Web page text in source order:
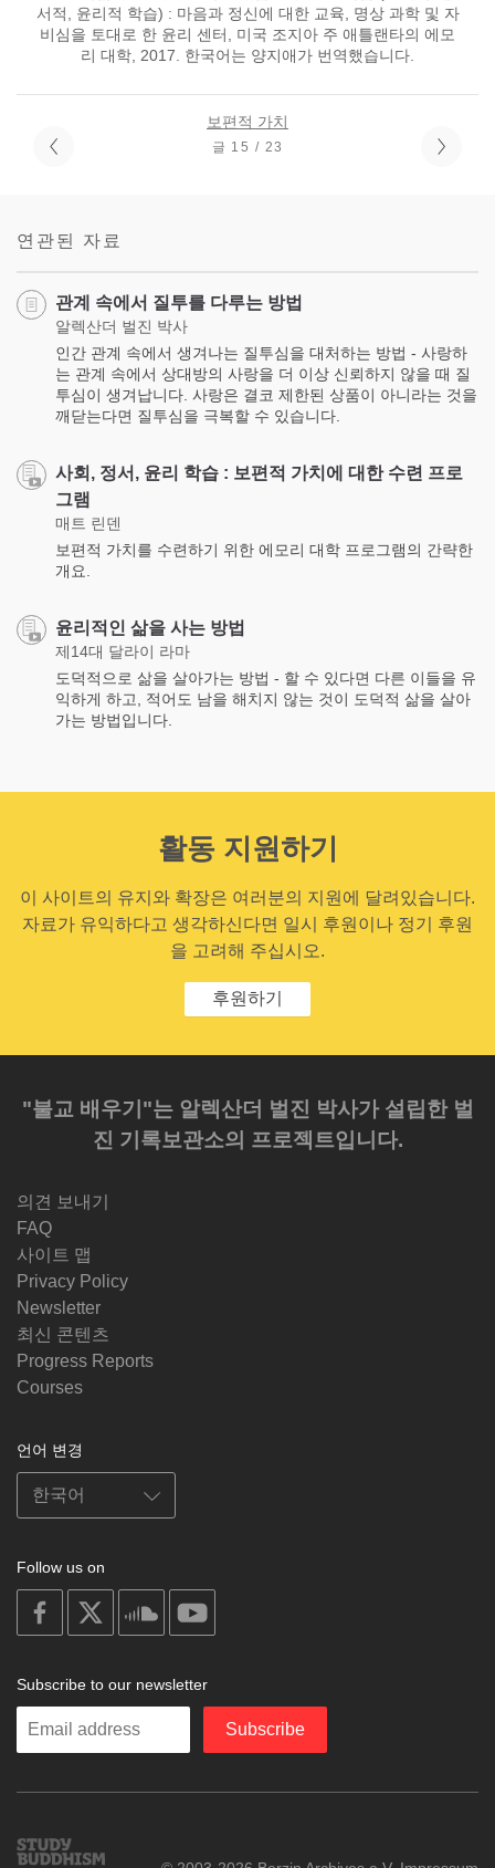
서적, 윤리적 학습) : 마음과 정신에 대한 교육, 명상 과학 및 자
비심을 토대로 한 윤리 센터, 미국 조지아 주 애틀랜타의 에모
리 대학, 2017. 한국어는 양지애가 번역했습니다.
보편적 가치
글 15 / 23
연관된 자료
관계 속에서 질투를 다루는 방법
알렉산더 벌진 박사
인간 관계 속에서 생겨나는 질투심을 대처하는 방법 - 사랑하
는 관계 속에서 상대방의 사랑을 더 이상 신뢰하지 않을 때 질
투심이 생겨납니다. 사랑은 결코 제한된 상품이 아니라는 것을
깨닫는다면 질투심을 극복할 수 있습니다.
사회, 정서, 윤리 학습 : 보편적 가치에 대한 수련 프로
그램
매트 린덴
보편적 가치를 수련하기 위한 에모리 대학 프로그램의 간략한
개요.
윤리적인 삶을 사는 방법
제14대 달라이 라마
도덕적으로 삶을 살아가는 방법 - 할 수 있다면 다른 이들을 유
익하게 하고, 적어도 남을 해치지 않는 것이 도덕적 삶을 살아
가는 방법입니다.
활동 지원하기
이 사이트의 유지와 확장은 여러분의 지원에 달려있습니다.
자료가 유익하다고 생각하신다면 일시 후원이나 정기 후원
을 고려해 주십시오.
후원하기
"불교 배우기"는 알렉산더 벌진 박사가 설립한 벌
진 기록보관소의 프로젝트입니다.
의견 보내기
FAQ
사이트 맵
Privacy Policy
Newsletter
최신 콘텐츠
Progress Reports
Courses
언어 변경
Follow us on
on
facebook
on
on
soundcloud
Subscribe to our newsletter
Enter
Subscribe
Study